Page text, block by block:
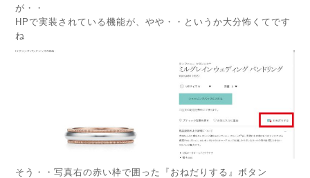
が・・
HPで実装されている機能が、やや・・というか大分怖くてです
ね
そう・・写真右の赤い枠で囲った『おねだりする』ボタン